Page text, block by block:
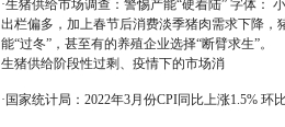
·生猪供给市场调查：警惕产能“硬着陆” 字体
出栏偏多，加上春节后消费淡季猪肉需求下降
能“过冬”，甚至有的养殖企业选择“断臂求生”
生猪供给阶段性过剩、疫情下的市场消
·国家统计局：2022年3月份CPI同比上涨1.5% 环